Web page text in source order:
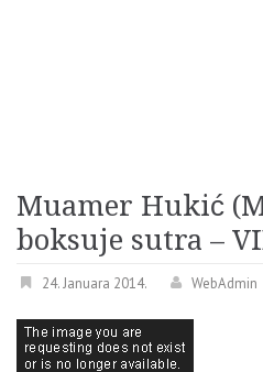
Muamer Hukić
boksuje sutra –
24. Januara 2014. WebAdmin